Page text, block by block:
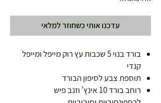
עדכנו אותי כשחוזר למלאי
בורד בנוי 5 שכבות עץ רוק מייפל ומייפל
קנדי
תוספת צבע לסיפון הבורד
רוחב בורד 10 אינץ’ וזנב פיש